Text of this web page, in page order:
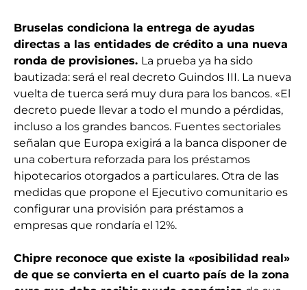
Bruselas condiciona la entrega de ayudas
directas a las entidades de crédito a una nueva
ronda de provisiones. La prueba ya ha sido
bautizada: será el real decreto Guindos III. La nueva
vuelta de tuerca será muy dura para los bancos. «El
decreto puede llevar a todo el mundo a pérdidas,
incluso a los grandes bancos. Fuentes sectoriales
señalan que Europa exigirá a la banca disponer de
una cobertura reforzada para los préstamos
hipotecarios otorgados a particulares. Otra de las
medidas que propone el Ejecutivo comunitario es
configurar una provisión para préstamos a
empresas que rondaría el 12%.
Chipre reconoce que existe la «posibilidad real»
de que se convierta en el cuarto país de la zona